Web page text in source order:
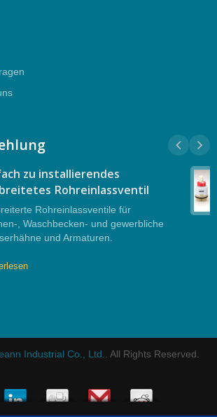
zu installierendes
Rohreinlassventil
Rohreinlassventile für
, Waschbecken- und gewerbliche
und Armaturen.
Industrial Co., Ltd.. All Rights Reserved.